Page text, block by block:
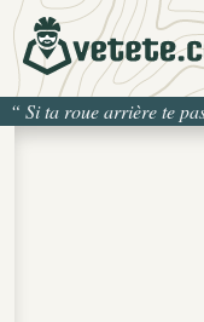
“ Si ta roue arrière te